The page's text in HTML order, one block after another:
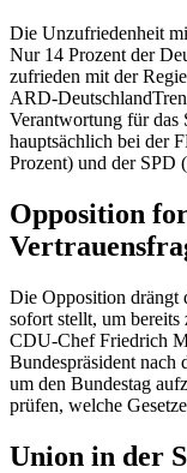
Die Unzufriedenheit
Nur 14 Prozent der
zufrieden mit der
ARD-
Verantwortung für das
hauptsächlich bei der
Prozent) und der SPD
Opposition
Die Opposition drängt
sofort stellt, um
CDU-Chef Friedrich
Bundespräsident nach
um den Bundestag
prüfen, welche
Union in der